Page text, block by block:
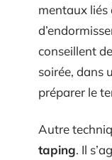
mentaux liés
conseillent
soirée, dans
préparer le
Autre
taping. Il